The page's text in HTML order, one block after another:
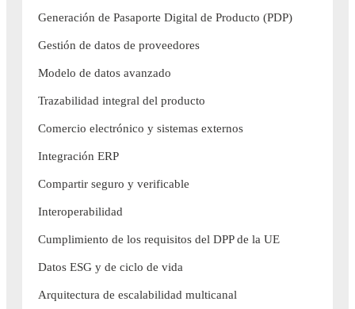
Generación de Pasaporte Digital de Producto (PDP)
Gestión de datos de proveedores
Modelo de datos avanzado
Trazabilidad integral del producto
Comercio electrónico y sistemas externos
Integración ERP
Compartir seguro y verificable
Interoperabilidad
Cumplimiento de los requisitos del DPP de la UE
Datos ESG y de ciclo de vida
Arquitectura de escalabilidad multicanal